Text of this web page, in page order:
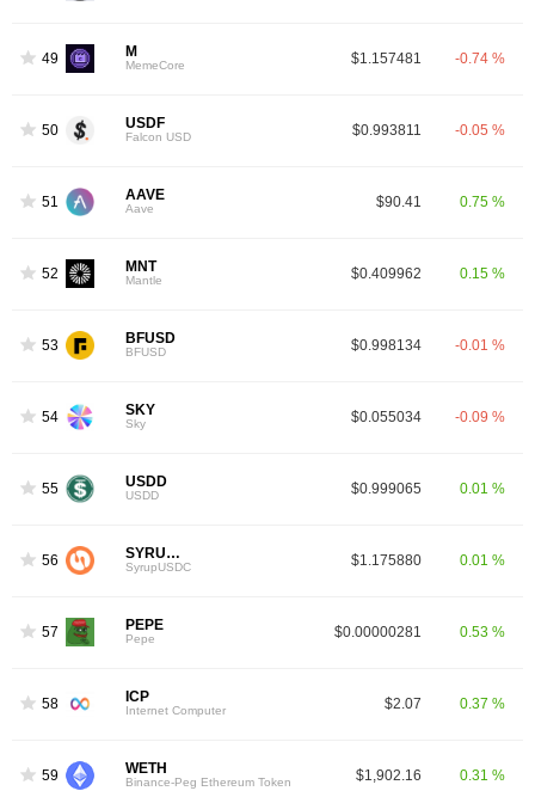
49 M
MemeCore $1.157481 -0.74 %
50 USDF
Falcon USD $0.993811 -0.05 %
51 AAVE
Aave $90.41 0.75 %
52 MNT
Mantle $0.409962 0.15 %
53 BFUSD
BFUSD $0.998134 -0.01 %
54 SKY
Sky $0.055034 -0.09 %
55 USDD
USDD $0.999065 0.01 %
56 SYRUPUSDC
SyrupUSDC $1.175880 0.01 %
57 PEPE
Pepe $0.00000281 0.53 %
58 ICP
Internet Computer $2.07 0.37 %
59 WETH
Binance-Peg Ethereum Token $1,902.16 0.31 %